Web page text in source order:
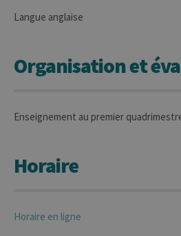
Langue anglaise
Organisation et
Enseignement au premier
Horaire
Horaire en ligne